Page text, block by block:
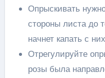
Опрыскивать
стороны листа до
начнет капать с
Отрегулируйте
розы была